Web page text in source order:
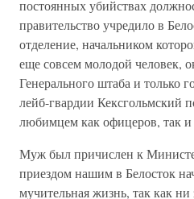
постоянных убийствах
правительство учредило в
отделение, начальником
еще совсем молодой
Генерального штаба и только
лейб-гвардии Кексгольмский
любимцем как офицеров, так и
Муж был причислен к
приездом нашим в Белосток
мучительная жизнь, так как ни